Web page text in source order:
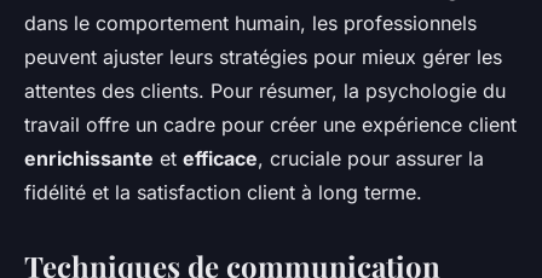
dans le comportement humain, les professionnels
peuvent ajuster leurs stratégies pour mieux gérer les
attentes des clients. Pour résumer, la psychologie du
travail offre un cadre pour créer une expérience client
enrichissante et efficace, cruciale pour assurer la
fidélité et la satisfaction client à long terme.
Techniques de communication